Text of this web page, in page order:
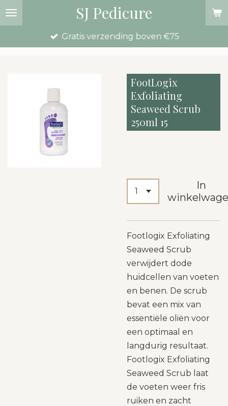
Ga
direct
SJ Pedicure
Gratis verzending boven €75
FootLogix
Exfoliating
Seaweed Scrub
250ml 15
In
Footlogix Exfoliating
Seaweed Scrub
verwijdert dode
huidcellen van voeten
en benen. De scrub
bevat een mix van
essentiële oliën voor
een optimaal en
langdurig resultaat.
Footlogix Exfoliating
Seaweed Scrub laat
de voeten weer fris
ruiken en zacht